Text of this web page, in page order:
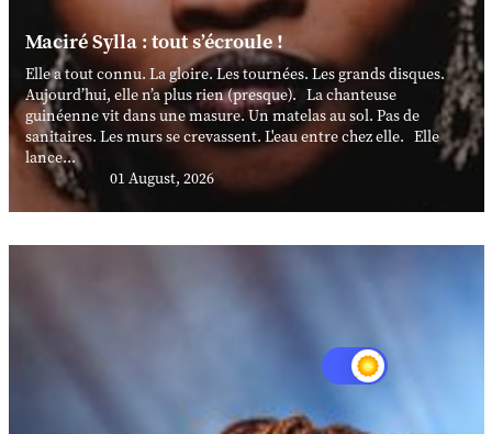
Maciré Sylla : tout s’écroule !
Elle a tout connu. La gloire. Les tournées. Les grands disques.
Aujourd’hui, elle n’a plus rien (presque). La chanteuse
guinéenne vit dans une masure. Un matelas au sol. Pas de
sanitaires. Les murs se crevassent. L'eau entre chez elle. Elle
lance...
01 August, 2026